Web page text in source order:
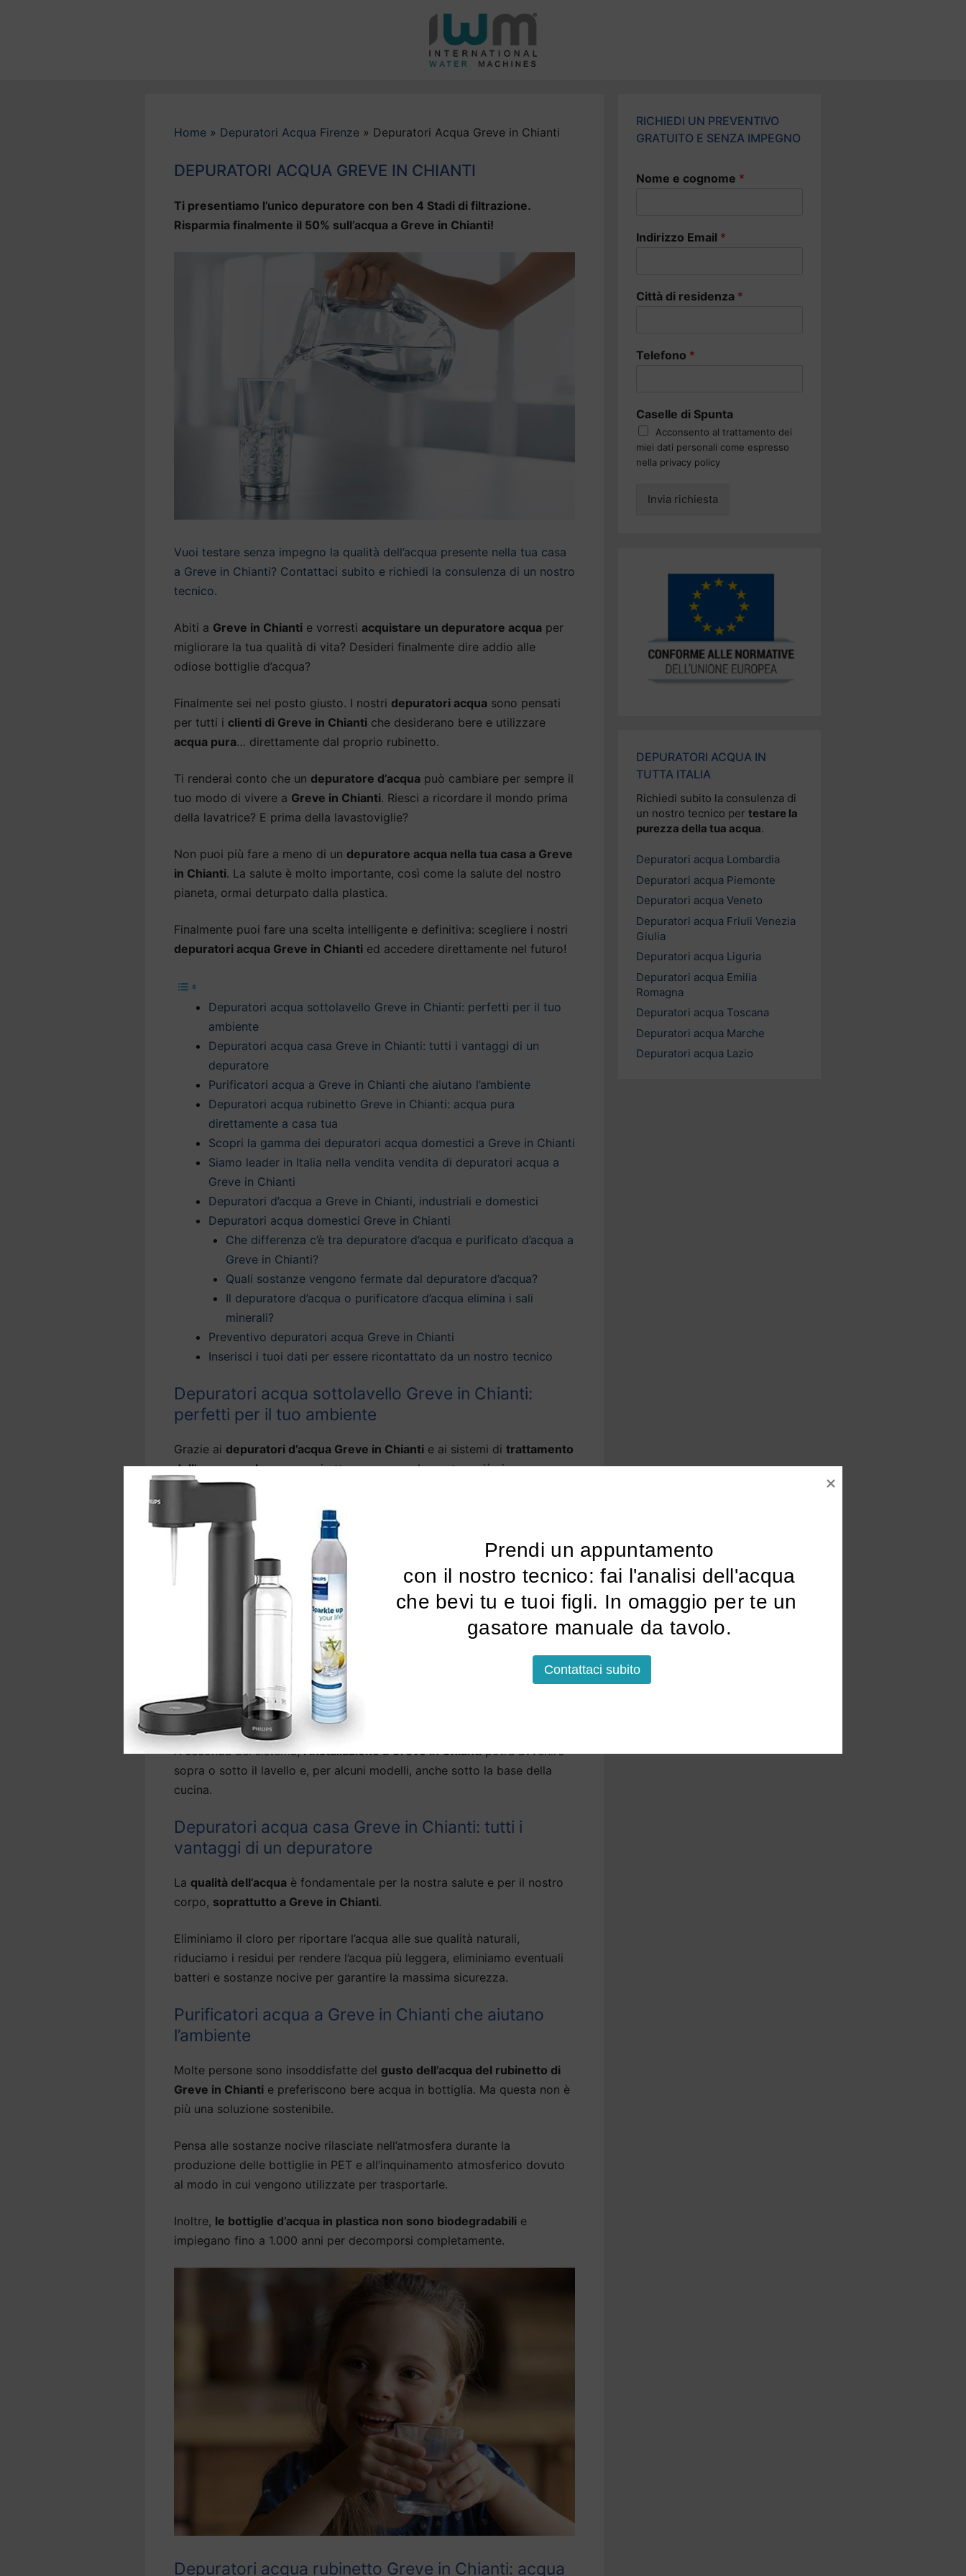
Home » Depuratori Acqua Firenze » Depuratori Acqua Greve in Chianti
DEPURATORI ACQUA GREVE IN CHIANTI
Ti presentiamo l’unico depuratore con ben 4 Stadi di filtrazione.
Risparmia finalmente il 50% sull’acqua a Greve in Chianti!
Vuoi testare senza impegno la qualità dell’acqua presente nella tua casa
a Greve in Chianti? Contattaci subito e richiedi la consulenza di un nostro
tecnico.
Abiti a Greve in Chianti e vorresti acquistare un depuratore acqua per
migliorare la tua qualità di vita? Desideri finalmente dire addio alle
odiose bottiglie d’acqua?
Finalmente sei nel posto giusto. I nostri depuratori acqua sono pensati
per tutti i clienti di Greve in Chianti che desiderano bere e utilizzare
acqua pura… direttamente dal proprio rubinetto.
Ti renderai conto che un depuratore d’acqua può cambiare per sempre il
tuo modo di vivere a Greve in Chianti. Riesci a ricordare il mondo prima
della lavatrice? E prima della lavastoviglie?
Non puoi più fare a meno di un depuratore acqua nella tua casa a Greve
in Chianti. La salute è molto importante, così come la salute del nostro
pianeta, ormai deturpato dalla plastica.
Finalmente puoi fare una scelta intelligente e definitiva: scegliere i nostri
depuratori acqua Greve in Chianti ed accedere direttamente nel futuro!
Depuratori acqua sottolavello Greve in Chianti: perfetti per il tuo
ambiente
Depuratori acqua casa Greve in Chianti: tutti i vantaggi di un
depuratore
Purificatori acqua a Greve in Chianti che aiutano l’ambiente
Depuratori acqua rubinetto Greve in Chianti: acqua pura
direttamente a casa tua
Scopri la gamma dei depuratori acqua domestici a Greve in Chianti
Siamo leader in Italia nella vendita vendita di depuratori acqua a
Greve in Chianti
Depuratori d’acqua a Greve in Chianti, industriali e domestici
Depuratori acqua domestici Greve in Chianti
Che differenza c’è tra depuratore d’acqua e purificato d’acqua a
Greve in Chianti?
Quali sostanze vengono fermate dal depuratore d’acqua?
Il depuratore d’acqua o purificatore d’acqua elimina i sali
minerali?
Preventivo depuratori acqua Greve in Chianti
Inserisci i tuoi dati per essere ricontattato da un nostro tecnico
Depuratori acqua sottolavello Greve in Chianti:
perfetti per il tuo ambiente
Grazie ai depuratori d’acqua Greve in Chianti e ai sistemi di trattamento
dell’acqua per la casa, puoi ottenere acqua depurata e più sicura
direttamente dal rubinetto di casa tua.
La nostra tecnologia offre una vasta gamma di sistemi di
domestica a Greve in Chiantiche ottimizzano la
qualità della tua acqua
, eliminando l’odore del cloro e ogni traccia di sostanze
nocive come arsenico, metalli pesanti, pfas, piombo e pesticidi.
Diversi modelli didepuratori per acqua di rubinetto a Greve in Chianti
sono in grado anche di abbattere i residui fissi, rendendo l’acqua molto
La gamma comprende anche soluzioni che erogano, tramite il depuratore
d’acqua precedentemente installato, acqua frizzante, fredda o bollente.
A seconda del sistema,l’installazione a Greve in Chiantipotrà avvenire
sopra o sotto il lavello e, per alcuni modelli, anche sotto la base della
cucina.
Depuratori acqua casa Greve in Chianti: tutti i
vantaggi di un depuratore
La qualità dell’acqua è fondamentale per la nostra salute e per il nostro
corpo, soprattutto a Greve in Chianti.
Eliminiamo il cloro per riportare l’acqua alle sue qualità naturali,
riduciamo i residui per rendere l’acqua più leggera, eliminiamo eventuali
batteri e sostanze nocive per garantire la massima sicurezza.
Purificatori acqua a Greve in Chianti che aiutano
l’ambiente
Molte persone sono insoddisfatte del gusto dell’acqua del rubinetto di
Greve in Chianti e preferiscono bere acqua in bottiglia. Ma questa non è
più una soluzione sostenibile.
Pensa alle sostanze nocive rilasciate nell’atmosfera durante la
produzione delle bottiglie in PET e all’inquinamento atmosferico dovuto
al modo in cui vengono utilizzate per trasportarle.
Inoltre, le bottiglie d’acqua in plastica non sono biodegradabili e
impiegano fino a 1.000 anni per decomporsi completamente.
Depuratori acqua rubinetto Greve in Chianti: acqua
RICHIEDI UN PREVENTIVO
GRATUITO E SENZA IMPEGNO
Nome e cognome *
Indirizzo Email *
Città di residenza *
Telefono *
Caselle di Spunta
Acconsento al trattamento dei
miei dati personali come espresso
nella privacy policy
Invia richiesta
DEPURATORI ACQUA IN
TUTTA ITALIA
Richiedi subito la consulenza di
un nostro tecnico per testare la
purezza della tua acqua.
Depuratori acqua Lombardia
Depuratori acqua Piemonte
Depuratori acqua Veneto
Depuratori acqua Friuli Venezia
Giulia
Depuratori acqua Liguria
Depuratori acqua Emilia
Romagna
Depuratori acqua Toscana
Depuratori acqua Marche
Depuratori acqua Lazio
Prendi un appuntamento
che bevi tu e tuoi figli. In omaggio per te un
gasatore manuale da tavolo.
Contattaci subito